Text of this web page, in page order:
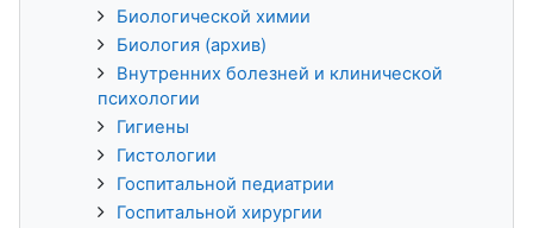
Биологической химии
Биология (архив)
Внутренних болезней и клинической
психологии
Гигиены
Гистологии
Госпитальной педиатрии
Госпитальной хирургии